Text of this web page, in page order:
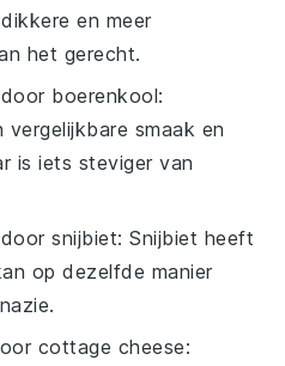
en meer
het gerecht.
boerenkool:
smaak en
is iets steviger van
doorsnijbiet: Snijbiet heeft
op dezelfde manier
cottage cheese: